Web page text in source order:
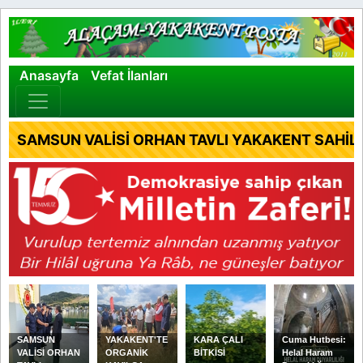
Anasayfa Vefat İlanları
SAMSUN VALİSİ ORHAN TAVLI YAKAKENT
SAMSUN
VALİSİ ORHAN
YAKAKENT'TE
ORGANİK
KARA ÇALI
BİTKİSİ
Cuma Hutbesi:
Helal Haram
×